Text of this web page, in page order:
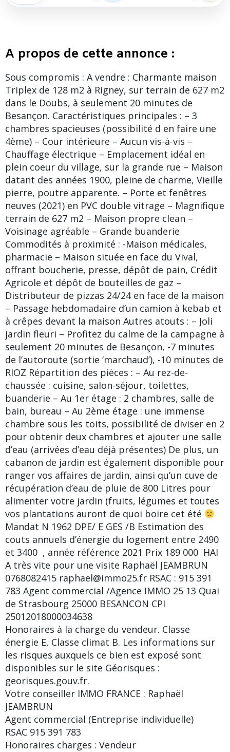
A propos de cette annonce :
Sous compromis : A vendre : Charmante maison
Triplex de 128 m2 à Rigney, sur terrain de 627 m2
dans le Doubs, à seulement 20 minutes de
Besançon. Caractéristiques principales : – 3
chambres spacieuses (possibilité d en faire une
4ème) – Cour intérieure – Aucun vis-à-vis –
Chauffage électrique – Emplacement idéal en
plein coeur du village, sur la grande rue – Maison
datant des années 1900, pleine de charme, Vieille
pierre, poutre apparente. – Porte et fenêtres
neuves (2021) en PVC double vitrage – Magnifique
terrain de 627 m2 – Maison propre clean –
Voisinage agréable – Grande buanderie
Commodités à proximité : -Maison médicales,
pharmacie – Maison située en face du Vival,
offrant boucherie, presse, dépôt de pain, Crédit
Agricole et dépôt de bouteilles de gaz –
Distributeur de pizzas 24/24 en face de la maison
– Passage hebdomadaire d’un camion à kebab et
à crêpes devant la maison Autres atouts : – Joli
jardin fleuri – Profitez du calme de la campagne à
seulement 20 minutes de Besançon, -7 minutes
de l’autoroute (sortie ‘marchaud’), -10 minutes de
RIOZ Répartition des pièces : – Au rez-de-
chaussée : cuisine, salon-séjour, toilettes,
buanderie – Au 1er étage : 2 chambres, salle de
bain, bureau – Au 2ème étage : une immense
chambre sous les toits, possibilité de diviser en 2
pour obtenir deux chambres et ajouter une salle
d’eau (arrivées d’eau déjà présentes) De plus, un
cabanon de jardin est également disponible pour
ranger vos affaires de jardin, ainsi qu’un cuve de
récupération d’eau de pluie de 800 Litres pour
alimenter votre jardin (fruits, légumes et toutes
vos plantations auront de quoi boire cet été
Mandat N 1962 DPE/ E GES /B Estimation des
couts annuels d’énergie du logement entre 2490 
et 3400  , année référence 2021 Prix 189 000  HAI
A très vite pour une visite Raphaël JEAMBRUN
0768082415 raphael@immo25.fr RSAC : 915 391
783 Agent commercial /Agence IMMO 25 13 Quai
de Strasbourg 25000 BESANCON CPI
25012018000034638
Honoraires à la charge du vendeur. Classe
énergie E, Classe climat B. Les informations sur
les risques auxquels ce bien est exposé sont
disponibles sur le site Géorisques :
georisques.gouv.fr.
Votre conseiller IMMO FRANCE : Raphaël
JEAMBRUN
Agent commercial (Entreprise individuelle)
RSAC 915 391 783
Honoraires charges : Vendeur